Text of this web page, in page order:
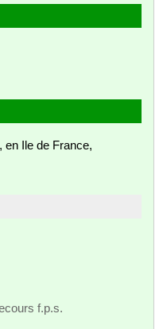
en Ile de France,
f.p.s.